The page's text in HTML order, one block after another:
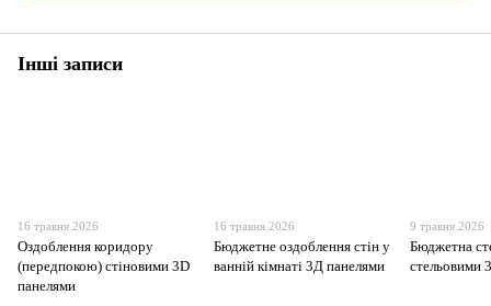
Інші записи
16 травня 2026
Оздоблення коридору
(передпокою) стіновими 3D
панелями
16 травня 2026
Бюджетне оздоблення стін у
ванній кімнаті 3Д панелями
9 травня 2026
Бюджетна
стельовими